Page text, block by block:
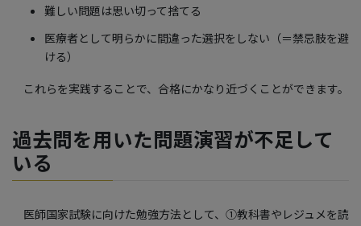
難しい問題は思い切って捨てる
医療者として明らかに間違った選択をしない（＝禁忌肢を避
ける）
これらを実践することで、合格にかなり近づくことができます。
過去問を用いた問題演習が不足して
いる
医師国家試験に向けた勉強方法として、①教科書やレジュメを読